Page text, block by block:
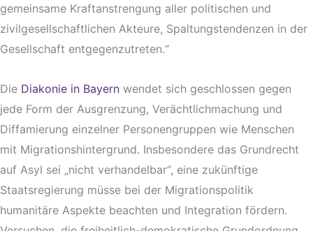
gemeinsame Kraftanstrengung aller politischen und
zivilgesellschaftlichen Akteure, Spaltungstendenzen in der
Gesellschaft entgegenzutreten.“
Die Diakonie in Bayern wendet sich geschlossen gegen
jede Form der Ausgrenzung, Verächtlichmachung und
Diffamierung einzelner Personengruppen wie Menschen
mit Migrationshintergrund. Insbesondere das Grundrecht
auf Asyl sei „nicht verhandelbar“, eine zukünftige
Staatsregierung müsse bei der Migrationspolitik
humanitäre Aspekte beachten und Integration fördern.